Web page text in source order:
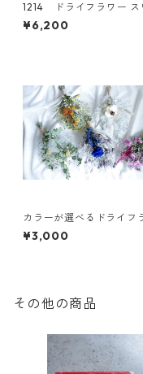
1214 ドライフラワー ス
グ
¥6,200
カラーが選べるドライフ
ースワッグS
¥3,000
その他の商品